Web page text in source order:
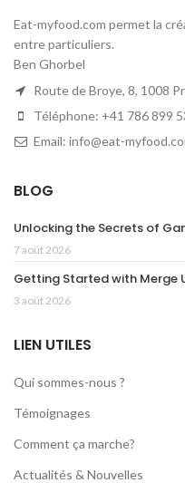
Eat-myfood.com permet la
entre particuliers.
Ben Ghorbel
Route de Broye, 8, 1008
Téléphone: +41 786 899
Email: info@eat-
BLOG
Unlocking the Secrets of
7 août 2026
Getting Started with Merge
3 août 2026
LIEN UTILES
Qui sommes-nous ?
Témoignages
Comment ça marche?
Actualités & Nouvelles